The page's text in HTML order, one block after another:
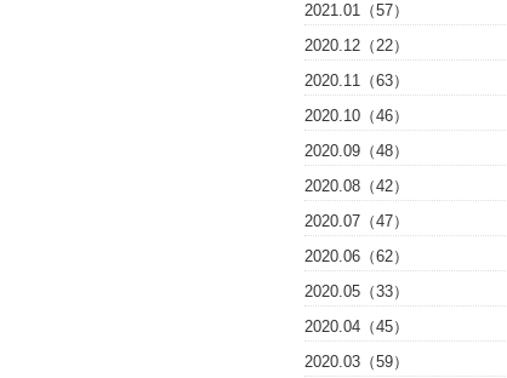
2021.01（57）
2020.12（22）
2020.11（63）
2020.10（46）
2020.09（48）
2020.08（42）
2020.07（47）
2020.06（62）
2020.05（33）
2020.04（45）
2020.03（59）